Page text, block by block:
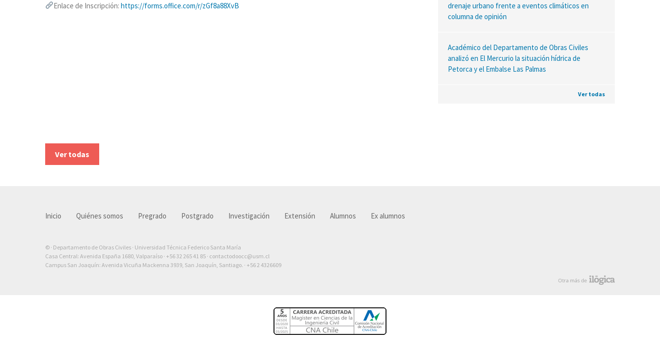
Enlace de Inscripción:https://forms.office.com/r/zGf8a88XvB
drenaje urbano frente a eventos climáticos en
columna de opinión
Académico del Departamento de Obras Civiles
analizó en El Mercurio la situación hídrica de
Petorca y el Embalse Las Palmas
Ver todas
Ver todas
Inicio Quiénes somos Pregrado Postgrado Investigación Extensión Alumnos Ex alumnos
© · Departamento de Obras Civiles · Universidad Técnica Federico Santa María
Casa Central: Avenida España 1680, Valparaíso · +56 32 265 41 85 · contactodoocc@usm.cl
Campus San Joaquín: Avenida Vicuña Mackenna 3939, San Joaquín, Santiago. · +56 2 4326609